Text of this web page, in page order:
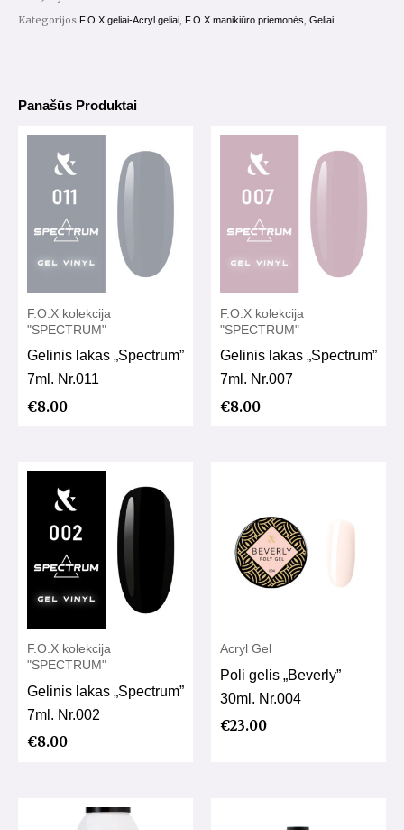
Kategorijos F.O.X geliai-Acryl geliai, F.O.X manikiūro priemonės, Geliai
Panašūs Produktai
F.O.X kolekcija
"SPECTRUM"
Gelinis lakas „Spectrum”
7ml. Nr.011
€8.00
F.O.X kolekcija
"SPECTRUM"
Gelinis lakas „Spectrum”
7ml. Nr.007
€8.00
F.O.X kolekcija
"SPECTRUM"
Gelinis lakas „Spectrum”
7ml. Nr.002
€8.00
Acryl Gel
Poli gelis „Beverly”
30ml. Nr.004
€23.00